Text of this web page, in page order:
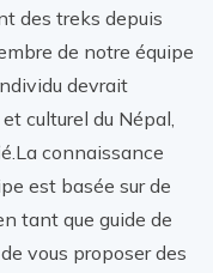
des treks depuis
de notre équipe
devrait
culturel du Népal,
connaissance
est basée sur de
tant que guide de
vous proposer des